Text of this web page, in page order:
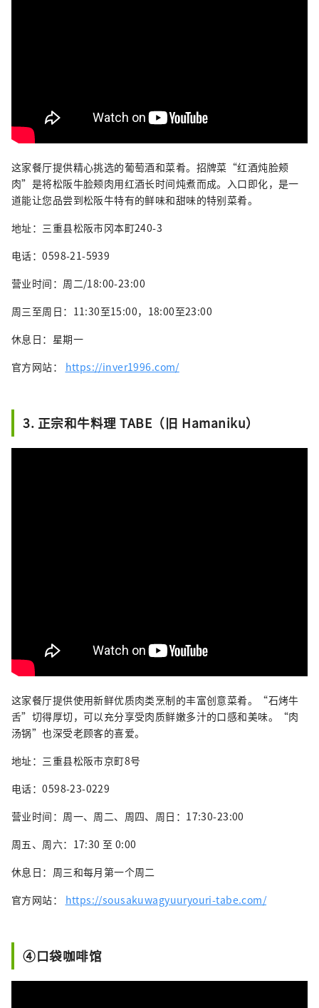
这家餐厅提供精心挑选的葡萄酒和菜肴。招牌菜“红酒炖脸颊
肉”是将松阪牛脸颊肉用红酒长时间炖煮而成。入口即化，是一
道能让您品尝到松阪牛特有的鲜味和甜味的特别菜肴。
地址：三重县松阪市冈本町240-3
电话：0598-21-5939
营业时间：周二/18:00-23:00
周三至周日：11:30至15:00，18:00至23:00
休息日：星期一
官方网站： https://inver1996.com/
3. 正宗和牛料理 TABE（旧 Hamaniku）
这家餐厅提供使用新鲜优质肉类烹制的丰富创意菜肴。“石烤牛
舌”切得厚切，可以充分享受肉质鲜嫩多汁的口感和美味。“肉
汤锅”也深受老顾客的喜爱。
地址：三重县松阪市京町8号
电话：0598-23-0229
营业时间：周一、周二、周四、周日：17:30-23:00
周五、周六：17:30 至 0:00
休息日：周三和每月第一个周二
官方网站： https://sousakuwagyuuryouri-tabe.com/
④口袋咖啡馆